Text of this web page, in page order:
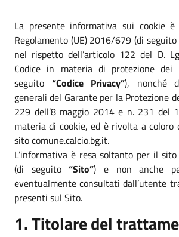
La presente informativa sui cookie
Regolamento (UE) 2016/679 (di seguito
nel rispetto dell’articolo 122 del D.
Codice in materia di protezione dei
seguito “Codice Privacy”), nonché
generali del Garante per la Protezione
229 dell’8 maggio 2014 e n. 231 del
materia di cookie, ed è rivolta a coloro
sito comune.calcio.bg.it.
L’informativa è resa soltanto per il
(di seguito“Sito”) e non anche
eventualmente consultati dall’utente
presenti sul Sito.
1. Titolare del